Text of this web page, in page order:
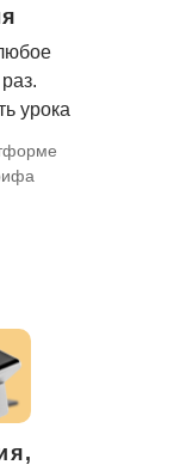
урока